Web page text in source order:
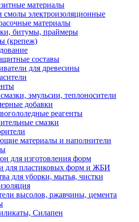
материалы
смолы электроизоляционные
материалы
битумы, праймеры
(крепеж)
составы
для древесины
эмульсии, теплоносители
добавки
реагенты
смазки
материалы и наполнители
для изготовления форм
для пластиковых форм и ЖБИ
для уборки, мытья, чистки
высолов, ржавчины, цемента
Силапен